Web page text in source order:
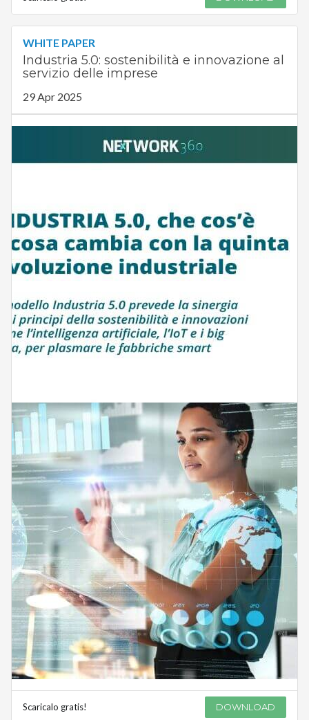
WHITE PAPER
Industria 5.0: sostenibilità e innovazione al
servizio delle imprese
29 Apr 2025
Scaricalo gratis! DOWNLOAD